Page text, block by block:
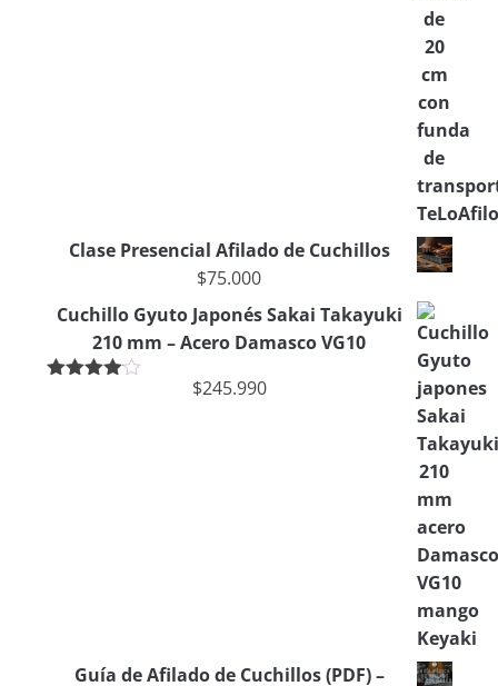
Clase Presencial Afilado de Cuchillos
$75.000
Cuchillo Gyuto Japonés Sakai Takayuki
210 mm – Acero Damasco VG10
$245.990
Guía de Afilado de Cuchillos (PDF) –